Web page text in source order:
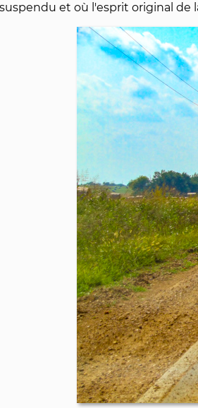
suspendu et où l'esprit original de